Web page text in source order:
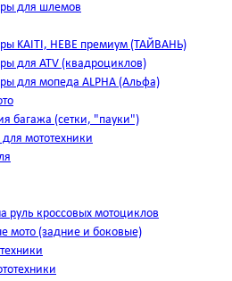
для шлемов
KAITI, HEBE премиум (ТАЙВАНЬ)
для ATV (квадроциклов)
для мопеда ALPHA (Альфа)
багажа (сетки, "пауки")
мототехники
руль кроссовых мотоциклов
мото (задние и боковые)